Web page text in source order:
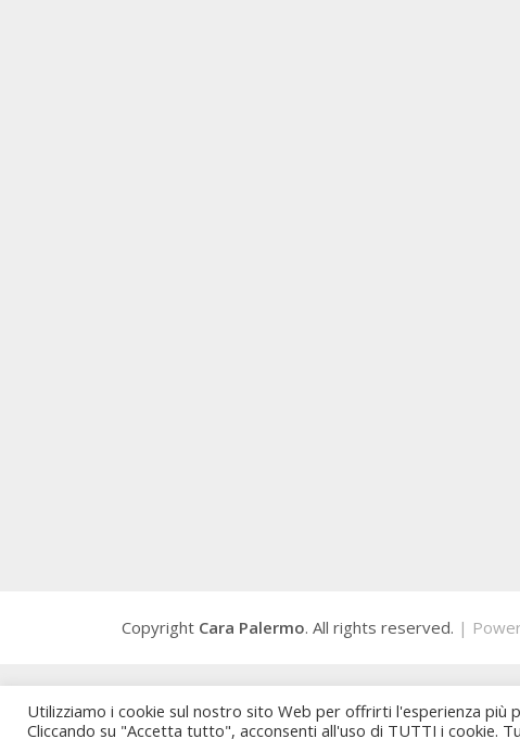
Copyright Cara Palermo. All rights reserved. |
Utilizziamo i cookie sul nostro sito Web per offrirti l'esperienza più
Cliccando su "Accetta tutto", acconsenti all'uso di TUTTI i cookie.